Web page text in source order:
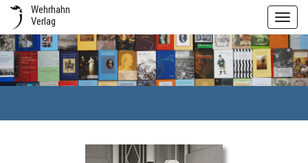
Wehrhahn
Verlag